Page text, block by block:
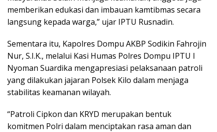
memberikan edukasi dan imbauan kamtibmas secara
langsung kepada warga,” ujar IPTU Rusnadin.
Sementara itu, Kapolres Dompu AKBP Sodikin Fahrojin
Nur, S.I.K., melalui Kasi Humas Polres Dompu IPTU I
Nyoman Suardika mengapresiasi pelaksanaan patroli
yang dilakukan jajaran Polsek Kilo dalam menjaga
stabilitas keamanan wilayah.
“Patroli Cipkon dan KRYD merupakan bentuk
komitmen Polri dalam menciptakan rasa aman dan